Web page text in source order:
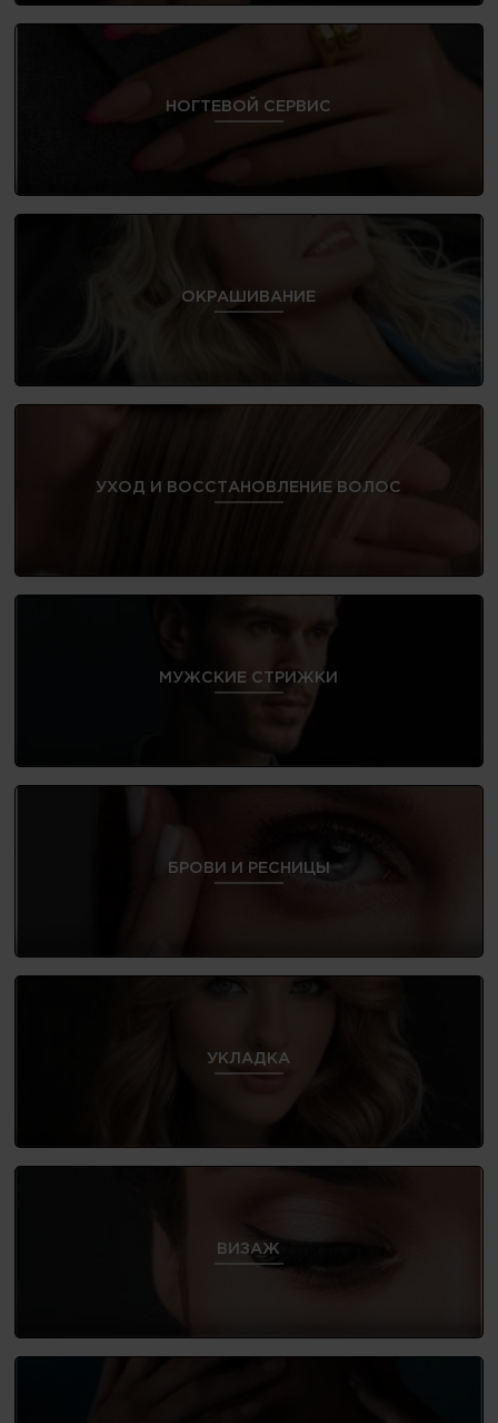
НОГТЕВОЙ СЕРВИС
ОКРАШИВАНИЕ
УХОД И ВОССТАНОВЛЕНИЕ ВОЛОС
МУЖСКИЕ СТРИЖКИ
БРОВИ И РЕСНИЦЫ
УКЛАДКА
ВИЗАЖ